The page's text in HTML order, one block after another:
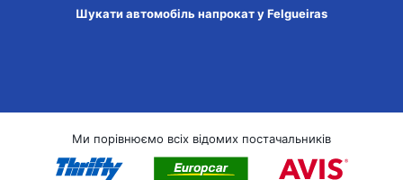
Шукати автомобіль напрокат у Felgueiras
Ми порівнюємо всіх відомих постачальників